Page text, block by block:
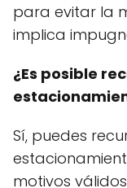
para evitar la
implica
¿Es posible
Sí, puedes
motivos